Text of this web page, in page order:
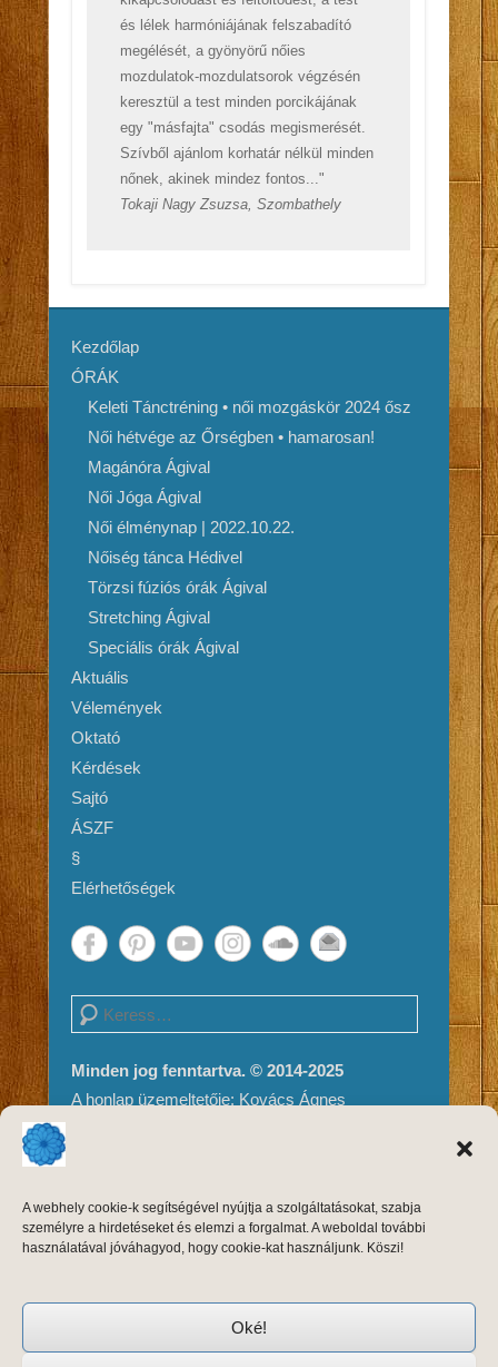
A webhely cookie-k segítségével nyújtja a szolgáltatásokat, szabja
személyre a hirdetéseket és elemzi a forgalmat. A weboldal további
használatával jóváhagyod, hogy cookie-kat használjunk. Köszi!
Oké!
és lélek harmóniájának felszabadító
megélését, a gyönyörű nőies
mozdulatok-mozdulatsorok végzésén
keresztül a test minden porcikájának
egy "másfajta" csodás megismerését.
Szívből ajánlom korhatár nélkül minden
nőnek, akinek mindez fontos..."
Tokaji Nagy Zsuzsa, Szombathely
Kezdőlap
ÓRÁK
Keleti Tánctréning • női mozgáskör 2024 ősz
Női hétvége az Őrségben • hamarosan!
Magánóra Ágival
Női Jóga Ágival
Női élménynap | 2022.10.22.
Nőiség tánca Hédivel
Törzsi fúziós órák Ágival
Stretching Ágival
Speciális órák Ágival
Aktuális
Vélemények
Oktató
Kérdések
Sajtó
ÁSZF
§
Elérhetőségek
Search
Minden jog fenntartva. © 2014-2025
A honlap üzemeltetője: Kovács Ágnes
jogvédelem alatt áll, másolni, módosítani
kizárólag a szerző, Kovács Ágnes írásos